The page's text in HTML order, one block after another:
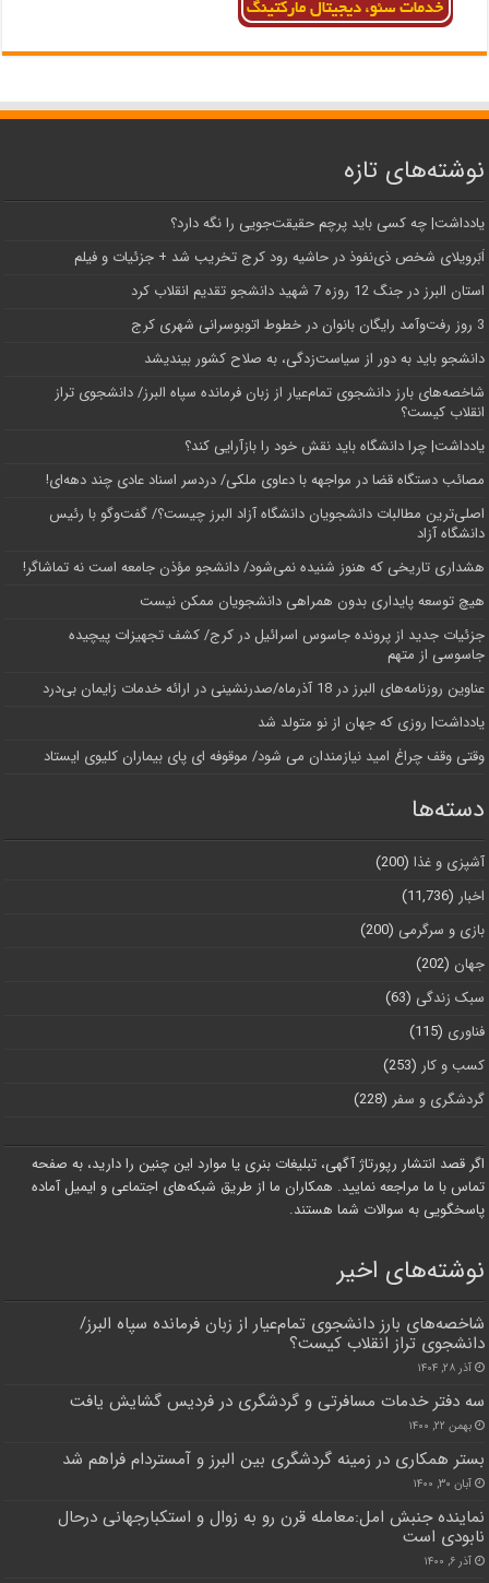
نوشته‌های تازه
یادداشت| ‌چه کسی باید پرچم حقیقت‌جویی را نگه دارد؟
اَبَر‌ویلای شخص ذی‌نفوذ در حاشیه‌ رود کرج تخریب شد + جزئیات و فیلم
استان البرز در جنگ 12 روزه 7 شهید دانشجو تقدیم انقلاب کرد
3 روز رفت‌وآمد رایگان بانوان در خطوط اتوبوسرانی شهری کرج
دانشجو باید به دور از سیاست‌زدگی، به صلاح کشور بیندیشد
شاخصه‌های بارز دانشجوی تمام‌عیار از زبان فرمانده سپاه البرز/ دانشجوی تراز
انقلاب کیست؟
یادداشت| چرا دانشگاه باید نقش خود را بازآرایی کند؟
مصائب دستگاه قضا در مواجهه با دعاوی ملکی/ دردسر اسناد عادی چند‌ دهه‌ای!
اصلی‌ترین مطالبات دانشجویان دانشگاه آزاد البرز چیست؟/ گفت‌وگو با رئیس
دانشگاه آز‌اد
هشداری تاریخی که هنوز شنیده نمی‌شود/ دانشجو مؤذن جامعه است نه تماشاگر!
هیچ توسعه پایداری بدون همراهی دانشجویان ممکن نیست
جزئیات جدید از پرونده جاسوس اسرائیل در کرج/‌ کشف تجهیزات پیچیده
جاسوسی از متهم
عناوین روزنامه‌های البرز در ‌18 آذرماه/صدرنشینی در ارائه خدمات زایمان بی‌درد
یادداشت| روزی که جهان از نو متولد شد
وقتی وقف چراغ امید نیازمندان می شود/ موقوفه ای پای بیماران کلیوی ایستاد
دسته‌ها
آشپزی و غذا (200)
اخبار (11,736)
بازی و سرگرمی (200)
جهان (202)
سبک زندگی (63)
فناوری (115)
کسب و کار (253)
گردشگری و سفر (228)
اگر قصد انتشار رپورتاژ آگهی، تبلیغات بنری یا موارد این چنین را دارید، به صفحه
تماس با ما مراجعه نمایید. همکاران ما از طریق شبکه‌های اجتماعی و ایمیل آماده
پاسخگویی به سوالات شما هستند.
نوشته‌های اخیر
شاخصه‌های بارز دانشجوی تمام‌عیار از زبان فرمانده سپاه البرز/
دانشجوی تراز انقلاب کیست؟
آذر ۲۸, ۱۴۰۴
سه دفتر خدمات مسافرتی و گردشگری در فردیس گشایش یافت
بهمن ۲۲, ۱۴۰۰
بستر همکاری در زمینه گردشگری بین البرز و آمستردام فراهم شد
آبان ۳۰, ۱۴۰۰
نماینده جنبش امل:معامله قرن رو به زوال و استکبارجهانی درحال
نابودی است
آذر ۶, ۱۴۰۰